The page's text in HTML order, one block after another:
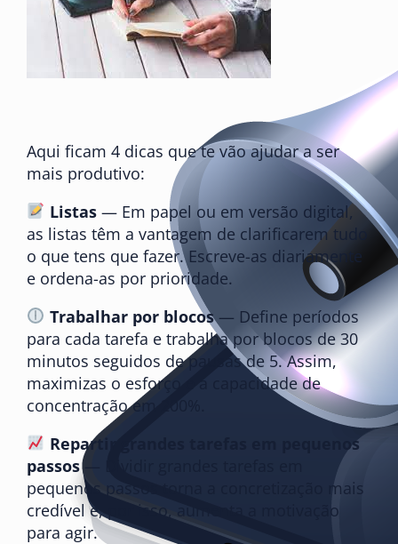
Aqui ficam 4 dicas que te vão ajudar a ser
mais produtivo:
Listas— Em papel ou em versão digital,
as listas têm a vantagem de clarificarem tudo
o que tens que fazer. Escreve-as diariamente
e ordena-as por prioridade.
Trabalhar por blocos— Define períodos
para cada tarefa e trabalha por blocos de 30
minutos seguidos de pausas de 5. Assim,
maximizas o esforço e a capacidade de
concentração em 200%.
Repartir grandes tarefas em pequenos
passos— Dividir grandes tarefas em
pequenos passos torna a concretização mais
credível e, por isso, aumenta a motivação
para agir.